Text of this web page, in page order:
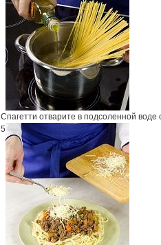
Спагетти отварите в подсоленной
5